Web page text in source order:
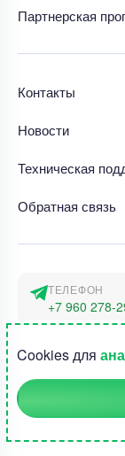
Партнерская
Контакты
Новости
Техническая
Обратная связь
ТЕЛЕФОН
+7 960 278-
г. Москва,
©2015-2026,
Cookies для